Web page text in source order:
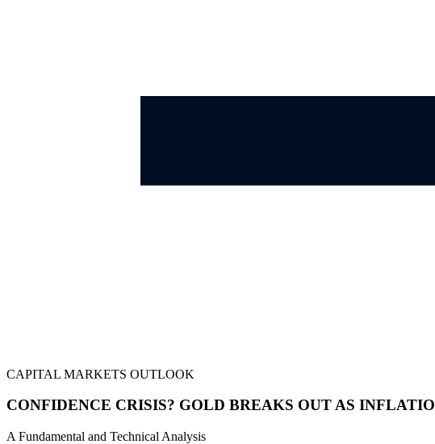
CAPITAL MARKETS OUTLOOK
CONFIDENCE CRISIS? GOLD BREAKS OUT AS
A Fundamental and Technical Analysis